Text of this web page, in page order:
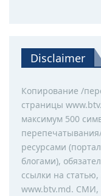
Disclaimer
Копирование /
страницы
максимум 500
ресурсами
блогами),
ссылки на
www.btv.md. СМИ,